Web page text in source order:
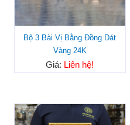
Bộ 3 Bài Vị Bằng Đồng Dát
Vàng 24K
Giá: Liên hệ!